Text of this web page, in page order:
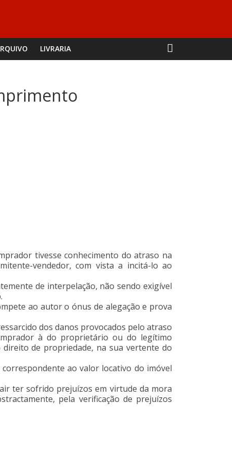
LIVRARIA
tivesse conhecimento do atraso na
vendedor, com vista a incitá-lo ao
de interpelação, não sendo exigível
ao autor o ónus de alegação e prova
dos danos provocados pelo atraso
à do proprietário ou do legítimo
de propriedade, na sua vertente do
ao valor locativo do imóvel
ter sofrido prejuízos em virtude da mora
pela verificação de prejuízos